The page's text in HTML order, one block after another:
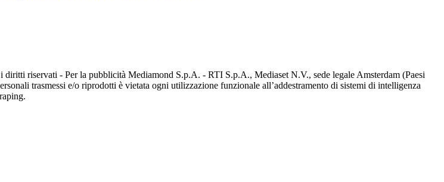
riservati - Per la pubblicità Mediamond S.p.A. - RTI S.p.A., Mediaset N.V., sede legale Amsterdam (Paesi
trasmessi e/o riprodotti è vietata ogni utilizzazione funzionale all’addestramento di sistemi di intelligenza